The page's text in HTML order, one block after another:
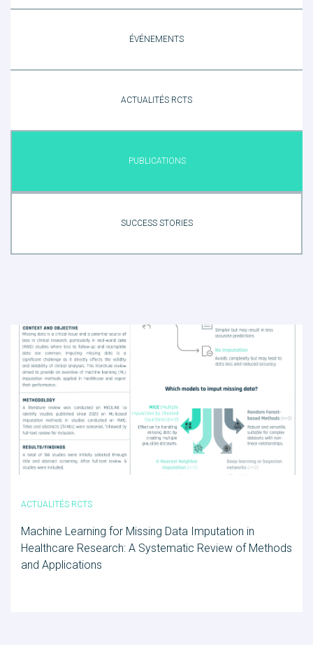
ÉVÉNEMENTS
ACTUALITÉS RCTS
PUBLICATIONS
SUCCESS STORIES
ACTUALITÉS RCTS
Machine Learning for Missing Data Imputation in
Healthcare Research: A Systematic Review of Methods
and Applications